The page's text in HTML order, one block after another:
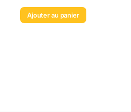
Ajouter au panier